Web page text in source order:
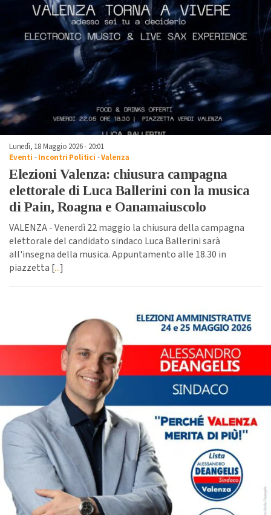
Lunedì, 18 Maggio 2026 - 20:01
Eventi -Incontri Politici -Valenza
Elezioni Valenza: chiusura campagna
elettorale di Luca Ballerini con la musica
di Pain, Roagna e Oanamaiuscolo
VALENZA - Venerdì 22 maggio la chiusura della campagna
elettorale del candidato sindaco Luca Ballerini sarà
all'insegna della musica. Appuntamento alle 18.30 in
piazzetta [...]